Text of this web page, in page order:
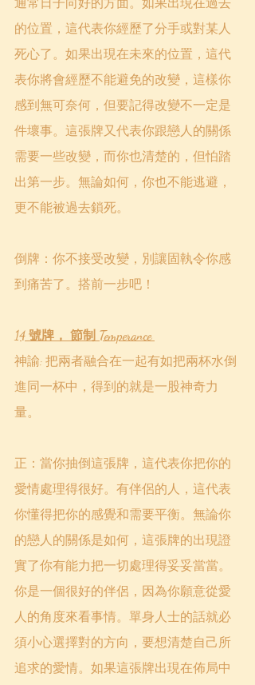
通常日子向好的方面。如果出現在過去
的位置，這代表你經歷了分手或對某人
死心了。如果出現在未來的位置，這代
表你將會經歷不能避免的改變，這樣你
感到無可奈何，但要記得改變不一定是
件壞事。這張牌又代表你跟戀人的關係
需要一些改變，而你也清楚的，但怕踏
出第一步。無論如何，你也不能逃避，
更不能被過去鎖死。
倒牌：你不接受改變，別讓固執令你感
到痛苦了。搭前一步吧！
14 號牌， 節制 Temperance
神諭: 把兩者融合在一起有如把兩杯水倒
進同一杯中，得到的就是一股神奇力
量。
正：當你抽倒這張牌，這代表你把你的
愛情處理得很好。有伴侶的人，這代表
你懂得把你的感覺和需要平衡。無論你
的戀人的關係是如何，這張牌的出現證
實了你有能力把一切處理得妥妥當當。
你是一個很好的伴侶，因為你願意從愛
人的角度來看事情。單身人士的話就必
須小心選擇對的方向，要想清楚自己所
追求的愛情。如果這張牌出現在佈局中